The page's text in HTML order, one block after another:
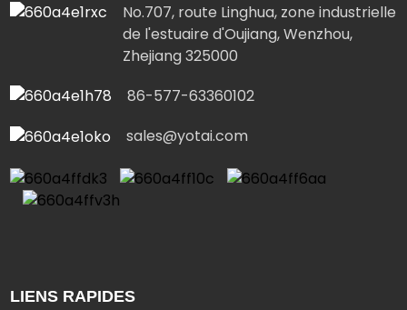
No.707, route Linghua, zone industrielle
de l'estuaire d'Oujiang, Wenzhou,
Zhejiang 325000
86-577-63360102
sales@yotai.com
LIENS RAPIDES